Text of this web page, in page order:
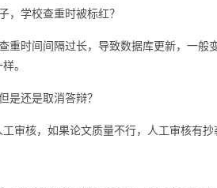
，学校查重时被标红？
时间间隔过长，导致数据库更新，一般
。
是还是取消答辩？
核，如果论文质量不行，人工审核有抄